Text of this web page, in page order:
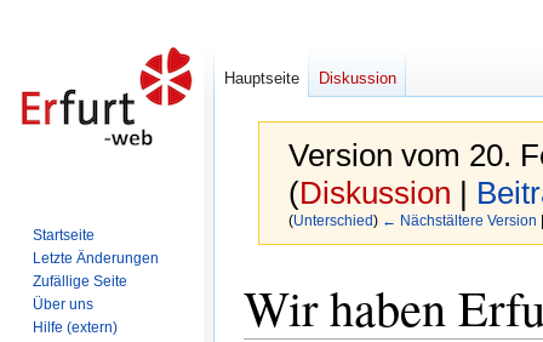
Version vom 20.
(Diskussion |
(Unterschied) ← Nächstältere Version
Navigation
springen
Suche
springen
Wir haben
Hauptseite Diskussion
Startseite
Letzte Änderungen
Zufällige Seite
Über uns
Hilfe (extern)